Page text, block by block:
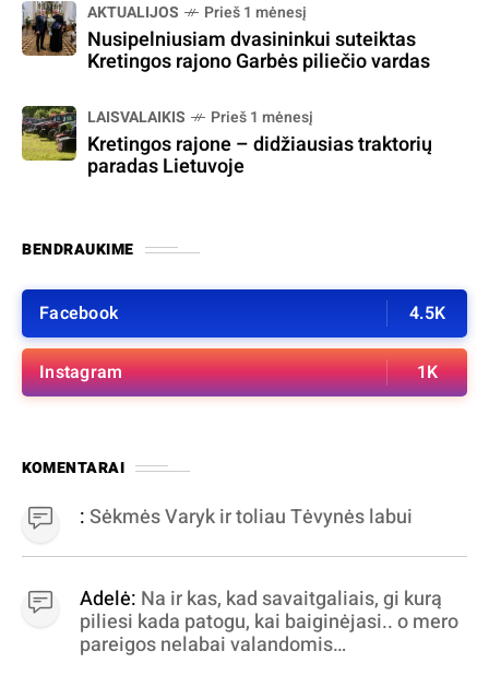
AKTUALIJOS Prieš 1 mėnesį
Nusipelniusiam dvasininkui suteiktas
Kretingos rajono Garbės piliečio vardas
LAISVALAIKIS Prieš 1 mėnesį
Kretingos rajone – didžiausias traktorių
paradas Lietuvoje
BENDRAUKIME
Facebook 4.5K
Instagram 1K
KOMENTARAI
:Sėkmės Varyk ir toliau Tėvynės labui
Adelė: Na ir kas, kad savaitgaliais, gi kurą
piliesi kada patogu, kai baiginėjasi.. o mero
pareigos nelabai valandomis